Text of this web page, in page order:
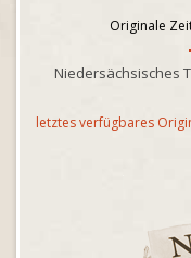
Originale
Niedersächsisches
letztes verfügbares